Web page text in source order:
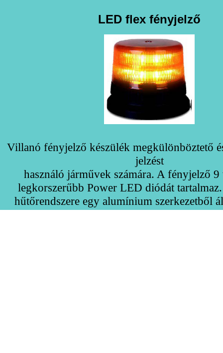
LED flex fényjelző
Villanó fényjelző készülék megkülönböztető
jelzést
használó járművek számára. A fényjelző
legkorszerűbb Power LED diódát
hűtőrendszere egy alumínium szerkezetből
házban keletkező hőt a szabadba vezeti.